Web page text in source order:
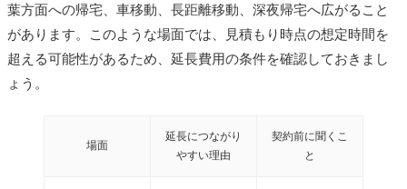
葉方面への帰宅、車移動、長距離移動、深夜帰宅へ広がること
があります。このような場面では、見積もり時点の想定時間を
超える可能性があるため、延長費用の条件を確認しておきまし
ょう。
場面
延長につながり
やすい理由
契約前に聞くこ
と